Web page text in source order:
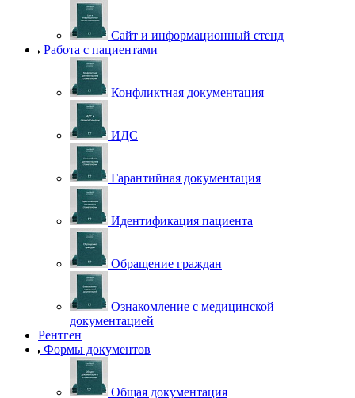
Сайт и информационный стенд
Работа с пациентами
Конфликтная документация
ИДС
Гарантийная документация
Идентификация пациента
Обращение граждан
Ознакомление с медицинской
документацией
Рентген
Формы документов
Общая документация